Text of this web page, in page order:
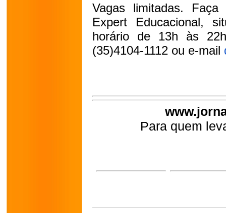
Vagas limitadas.
Expert Educacional,
horário de 13h às
(35)4104-1112 ou e-mail
Para quem